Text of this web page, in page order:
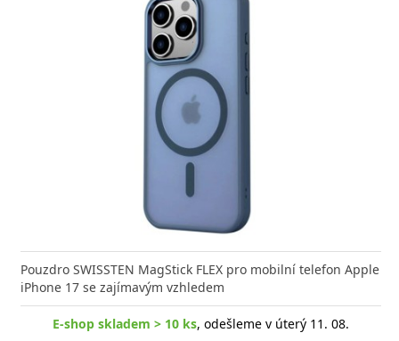
Pouzdro SWISSTEN MagStick FLEX pro mobilní telefon Apple
iPhone 17 se zajímavým vzhledem
E-shop skladem > 10 ks, odešleme v úterý 11. 08.